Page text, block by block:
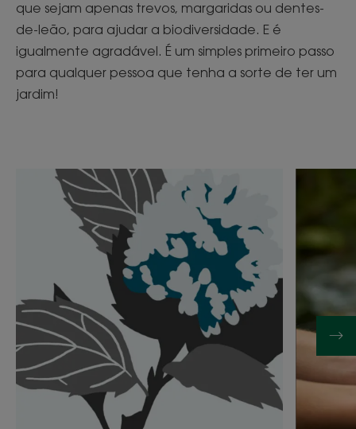
que sejam apenas trevos, margaridas ou dentes-
de-leão, para ajudar a biodiversidade. E é
igualmente agradável. É um simples primeiro passo
para qualquer pessoa que tenha a sorte de ter um
jardim!
Descubra
Aquática,
menos
água?